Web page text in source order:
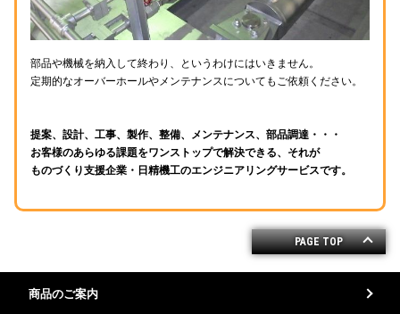
部品や機械を納入して終わり、というわけにはいきません。
定期的なオーバーホールやメンテナンスについてもご依頼ください。
提案、設計、工事、製作、整備、メンテナンス、部品調達・・・
お客様のあらゆる課題をワンストップで解決できる、それが
ものづくり支援企業・日精機工のエンジニアリングサービスです。
PAGE TOP
商品のご案内